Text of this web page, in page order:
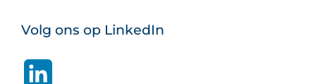
Volg ons op LinkedIn